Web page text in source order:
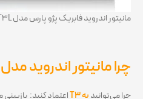
مانیتور اندروید فابریک پژو پارس مدل Android T3L
چرا مانیتور اندروید مدل t3l بخریم
چرا می‌توانیدبه T3 اعتماد کنید: